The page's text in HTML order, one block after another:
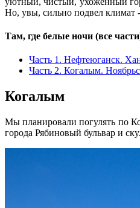
Но, увы, сильно подвел климат -
Там, где белые ночи (все
Часть 1. Нефтеюганск.
Часть 2. Когалым.
Когалым
Мы планировали погулять по
города Рябиновый бульвар и